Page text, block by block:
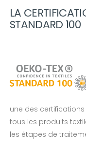
LA
STANDARD 100
une des certifications
tous les produits
les étapes de